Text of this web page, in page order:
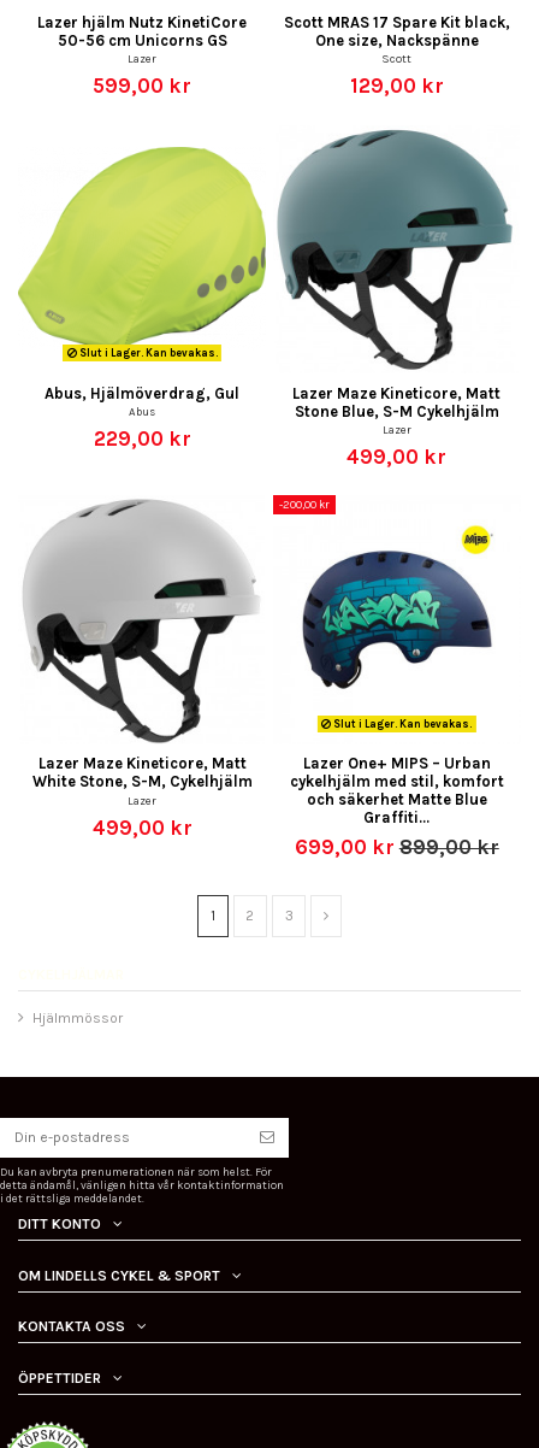
Lazer hjälm Nutz KinetiCore
50-56 cm Unicorns GS
Lazer
599,00 kr
Scott MRAS 17 Spare Kit black,
One size, Nackspänne
Scott
129,00 kr
Slut i Lager. Kan bevakas.
Abus, Hjälmöverdrag, Gul
Abus
229,00 kr
Lazer Maze Kineticore, Matt
Stone Blue, S-M Cykelhjälm
Lazer
499,00 kr
Lazer Maze Kineticore, Matt
White Stone, S-M, Cykelhjälm
Lazer
499,00 kr
-200,00 kr
Slut i Lager. Kan bevakas.
Lazer One+ MIPS – Urban
cykelhjälm med stil, komfort
och säkerhet Matte Blue
Graffiti...
699,00 kr899,00 kr
1 2 3
Hjälmmössor
Du kan avbryta prenumerationen när som helst. För
detta ändamål, vänligen hitta vår kontaktinformation
i det rättsliga meddelandet.
DITT KONTO
OM LINDELLS CYKEL & SPORT
KONTAKTA OSS
ÖPPETTIDER